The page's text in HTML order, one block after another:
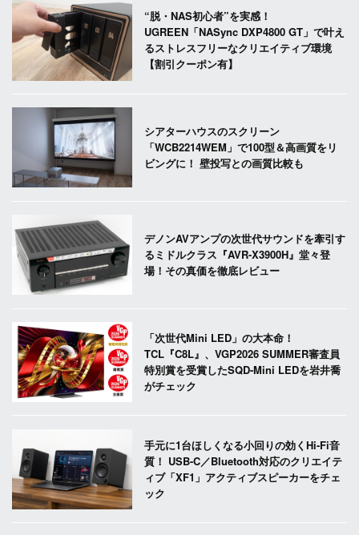
“脱・NAS初心者”を実感！
UGREEN「NASync DXP4800 GT」で叶え
るストレスフリーなクリエイティブ環境
【割引クーポン有】
シアターハウスのスクリーン
「WCB2214WEM」で100型＆高画質をリ
ビングに！ 壁投写との画質比較も
デノンAVアンプの次世代サウンドを牽引す
るミドルクラス『AVR-X3900H』堂々登
場！その真価を徹底レビュー
「次世代Mini LED」の大本命！
TCL『C8L』、VGP2026 SUMMER審査員
特別賞を受賞したSQD-Mini LEDを岩井喬
がチェック
手元に1台ほしくなる小回りの効くHi-Fi音
質！ USB-C／Bluetooth対応のクリエイテ
ィブ「XF1」アクティブスピーカーをチェ
ック